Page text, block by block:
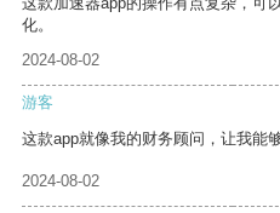
化。
2024-08-02
游客
这款app就像我的财务顾问，让我能
2024-08-02